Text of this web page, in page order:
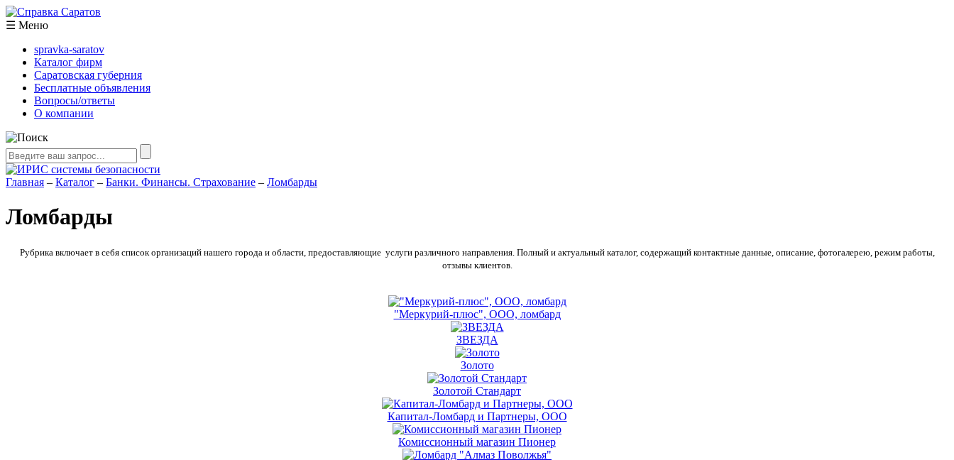
☰ Меню
spravka-saratov
Каталог фирм
Саратовская губерния
Бесплатные объявления
Вопросы/ответы
О компании
Главная – Каталог – Банки. Финансы. Страхование – Ломбарды
Ломбарды
Рубрика включает в себя список организаций нашего города и области, предоставляющие услуги различного направления. Полный и актуальный каталог, содержащий контактные данные, описание, фотогалерею, режим работы,
отзывы клиентов.
"Меркурий-плюс", ООО, ломбард
ЗВЕЗДА
Золото
Золотой Стандарт
Капитал-Ломбард и Партнеры, ООО
Комиссионный магазин Пионер